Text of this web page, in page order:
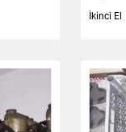
İkinci El